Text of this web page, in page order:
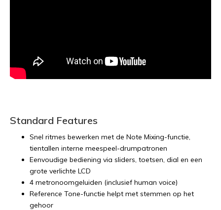
Standard Features
Snel ritmes bewerken met de Note Mixing-functie,
tientallen interne meespeel-drumpatronen
Eenvoudige bediening via sliders, toetsen, dial en een
grote verlichte LCD
4 metronoomgeluiden (inclusief human voice)
Reference Tone-functie helpt met stemmen op het
gehoor